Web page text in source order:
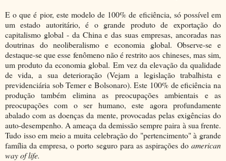
E o que é pior, este modelo de 100% de eficiência, só possível em
um estado autoritário, é o grande produto de exportação do
capitalismo global - da China e das suas empresas, ancoradas nas
doutrinas do neoliberalismo e economia global. Observe-se e
destaque-se que esse fenômeno não é restrito aos chineses, mas sim,
um produto da economia global. Em vez da elevação da qualidade
de vida, a sua deterioração (Vejam a legislação trabalhista e
previdenciária sob Temer e Bolsonaro). Este 100% de eficiência na
produção também elimina as preocupações ambientais e as
preocupações com o ser humano, este agora profundamente
abalado com as doenças da mente, provocadas pelas exigências do
auto-desempenho. A ameaça da demissão sempre paira à sua frente.
Tudo isso em meio a muita celebração do "pertencimento" à grande
família da empresa, o porto seguro para as aspirações do american
way of life.